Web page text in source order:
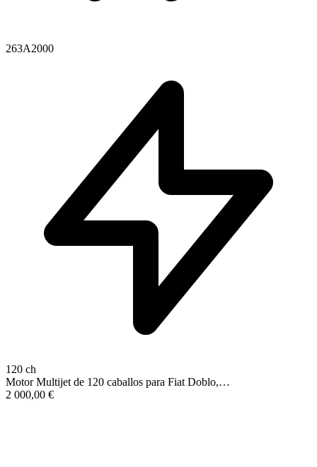
263A2000
120 ch
Motor Multijet de 120 caballos para Fiat Doblo,…
2 000,00 €